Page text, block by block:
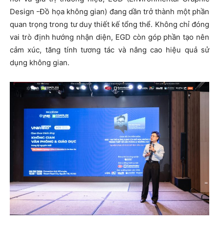
Design -Đồ họa không gian) đang dần trở thành một phần
quan trọng trong tư duy thiết kế tổng thể. Không chỉ đóng
vai trò định hướng nhận diện, EGD còn góp phần tạo nên
cảm xúc, tăng tính tương tác và nâng cao hiệu quả sử
dụng không gian.